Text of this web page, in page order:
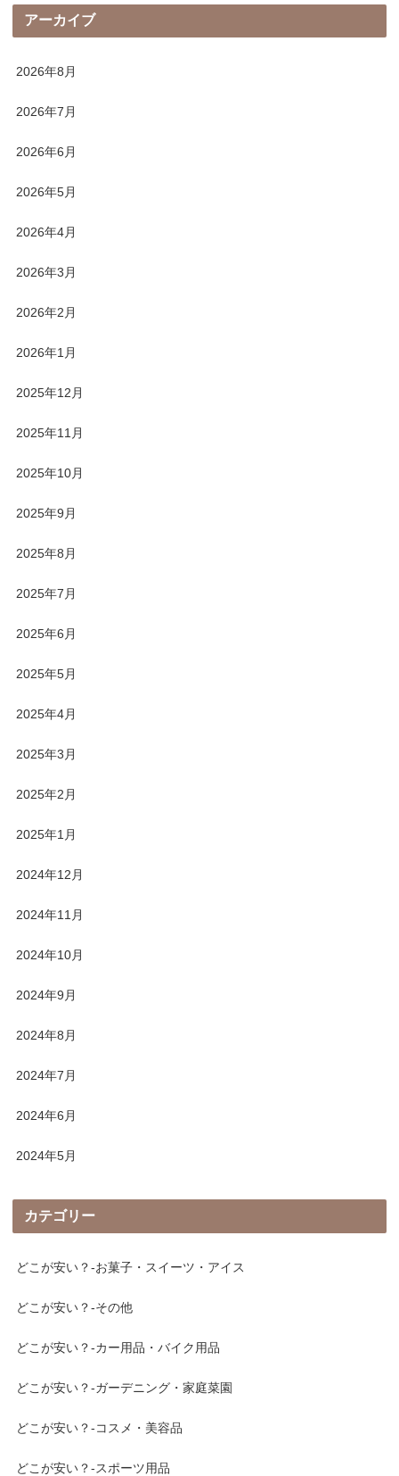
アーカイブ
2026年8月
2026年7月
2026年6月
2026年5月
2026年4月
2026年3月
2026年2月
2026年1月
2025年12月
2025年11月
2025年10月
2025年9月
2025年8月
2025年7月
2025年6月
2025年5月
2025年4月
2025年3月
2025年2月
2025年1月
2024年12月
2024年11月
2024年10月
2024年9月
2024年8月
2024年7月
2024年6月
2024年5月
カテゴリー
どこが安い？-お菓子・スイーツ・アイス
どこが安い？-その他
どこが安い？-カー用品・バイク用品
どこが安い？-ガーデニング・家庭菜園
どこが安い？-コスメ・美容品
どこが安い？-スポーツ用品